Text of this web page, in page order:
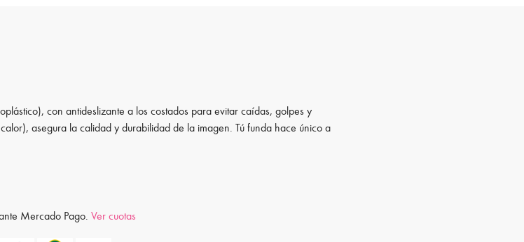
con antideslizante a los costados para evitar caídas, golpes y
asegura la calidad y durabilidad de la imagen. Tú funda hace único a
Mercado Pago.Ver cuotas